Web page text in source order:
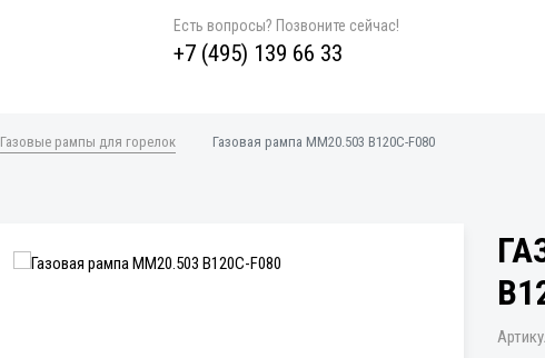
Есть вопросы? Позвоните сейчас!
+7 (495) 139 66 33
Газовые рампы для горелок Газовая рампа MM20.503 B120C-F080